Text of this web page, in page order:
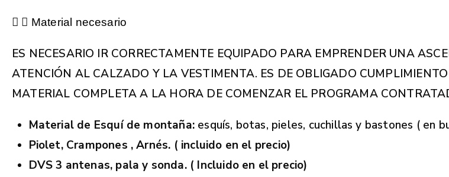
Material necesario
ES NECESARIO IR CORRECTAMENTE EQUIPADO PARA EMPRENDER UNA
ATENCIÓN AL CALZADO Y LA VESTIMENTA. ES DE OBLIGADO
MATERIAL COMPLETA A LA HORA DE COMENZAR EL PROGRAMA
Material de Esquí de montaña: esquís, botas, pieles, cuchillas y bastones ( en
Piolet, Crampones , Arnés. ( incluido en el precio)
DVS 3 antenas, pala y sonda. ( Incluido en el precio)